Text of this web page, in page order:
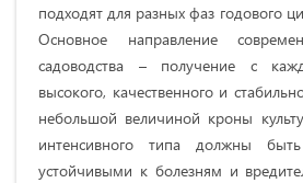
подходят для разных фаз годового
Основное направление
садоводства – получение с
высокого, качественного и
небольшой величиной кроны
интенсивного типа должны
устойчивыми к болезням и